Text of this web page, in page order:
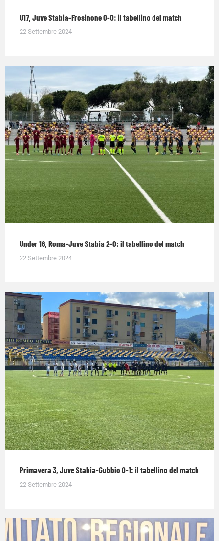
U17, Juve Stabia-Frosinone 0-0: il tabellino del match
22 Settembre 2024
Under 16, Roma-Juve Stabia 2-0: il tabellino del match
22 Settembre 2024
Primavera 3, Juve Stabia-Gubbio 0-1: il tabellino del match
22 Settembre 2024